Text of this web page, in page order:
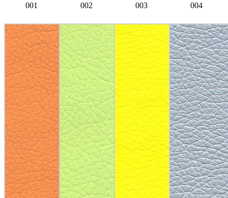
001 002 003 004